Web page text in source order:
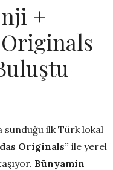
+
sunduğu ilk Türk lokal
Originals” ile yerel
Bünyamin